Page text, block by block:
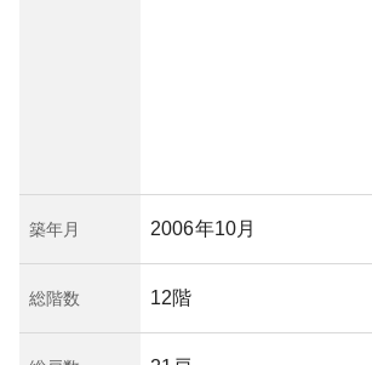
築年月 2006年10月
総階数 12階